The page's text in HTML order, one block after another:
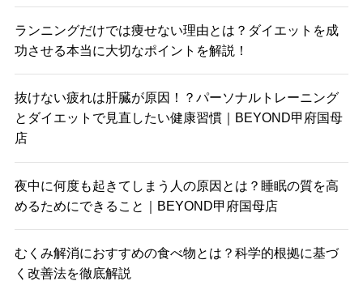
ランニングだけでは痩せない理由とは？ダイエットを成
功させる本当に大切なポイントを解説！
抜けない疲れは肝臓が原因！？パーソナルトレーニング
とダイエットで見直したい健康習慣｜BEYOND甲府国母
店
夜中に何度も起きてしまう人の原因とは？睡眠の質を高
めるためにできること｜BEYOND甲府国母店
むくみ解消におすすめの食べ物とは？科学的根拠に基づ
く改善法を徹底解説